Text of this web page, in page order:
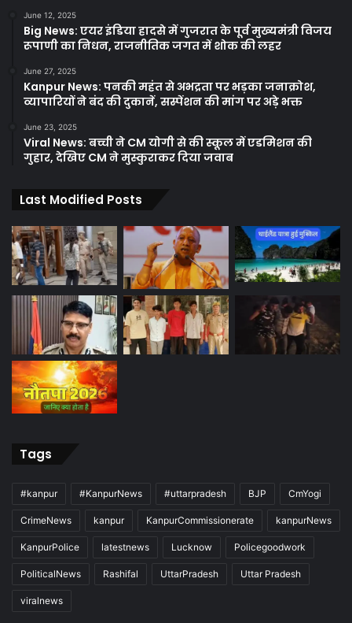
June 12, 2025
Big News: एयर इंडिया हादसे में गुजरात के पूर्व मुख्यमंत्री विजय
रूपाणी का निधन, राजनीतिक जगत में शोक की लहर
June 27, 2025
Kanpur News: पनकी महंत से अभद्रता पर भड़का जनाक्रोश,
व्यापारियों ने बंद की दुकानें, सस्पेंशन की मांग पर अड़े भक्त
June 23, 2025
Viral News: बच्ची ने CM योगी से की स्कूल में एडमिशन की
गुहार, देखिए CM ने मुस्कुराकर दिया जवाब
Last Modified Posts
Tags
#kanpur #KanpurNews #uttarpradesh BJP CmYogi
CrimeNews kanpur KanpurCommissionerate kanpurNews
KanpurPolice latestnews Lucknow Policegoodwork
PoliticalNews Rashifal UttarPradesh Uttar Pradesh
viralnews